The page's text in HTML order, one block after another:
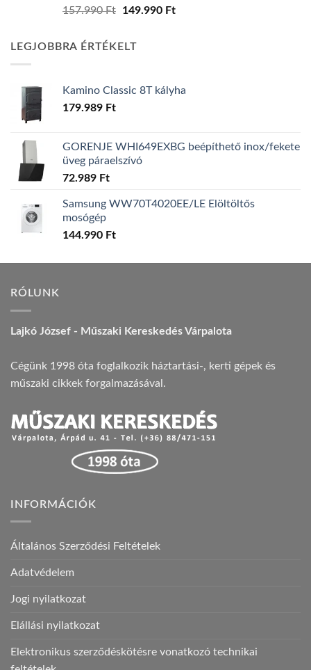
157.990Ft
Original
157.990 Ft.
149.990 FtCurrent
LEGJOBBRA ÉRTÉKELT
Kamino Classic 8T kályha
179.989 Ft
GORENJE WHI649EXBG beépíthető inox/fekete
üveg páraelszívó
72.989 Ft
Samsung WW70T4020EE/LE Elöltöltős
mosógép
144.990 Ft
RÓLUNK
Lajkó József - Műszaki Kereskedés Várpalota
Cégünk 1998 óta foglalkozik háztartási-, kerti gépek és
műszaki cikkek forgalmazásával.
INFORMÁCIÓK
Általános Szerződési Feltételek
Adatvédelem
Jogi nyilatkozat
Elállási nyilatkozat
Elektronikus szerződéskötésre vonatkozó technikai